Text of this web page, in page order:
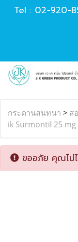
Tel : 02-920-
กระดานสนทนา > ส
ik Surmontil 25
ขออภัย คุณไม่